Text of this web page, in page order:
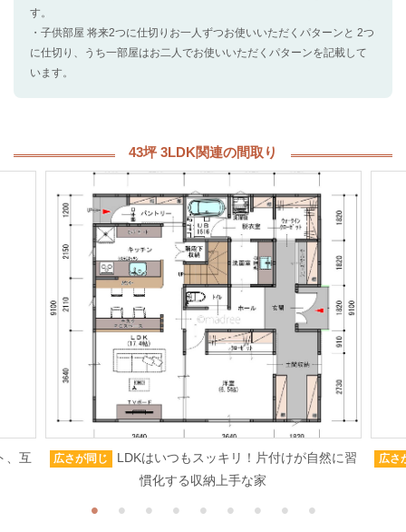
す。
・子供部屋 将来2つに仕切りお一人ずつお使いいただくパターンと 2つ
に仕切り、うち一部屋はお二人でお使いいただくパターンを記載して
います。
43坪 3LDK関連の間取り
、互 広さが同じ
LDKはいつもスッキリ！片付けが自然に習
慣化する収納上手な家
広さ